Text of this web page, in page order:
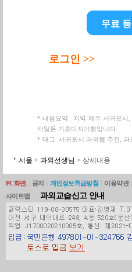
무료
로그인 >>
* 내용요약 : 지역-제주 서귀포시
타일은 기초다지기형입니다.
* 태그: 서귀포시 과외쌤 추천, 과
서울 > 과외선생님 > 상세내용
PC화면 공지 개인정보취급방침 이용약관
사이트맵
과외교습신고 안내